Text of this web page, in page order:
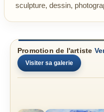
sculpture, dessin,
Promotion de l'artiste
Visiter sa galerie